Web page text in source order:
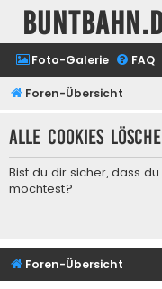
Foto-Galerie FAQ
Foren-Übersicht
Alle Cookies
Bist du dir sicher, dass
möchtest?
Foren-Übersicht